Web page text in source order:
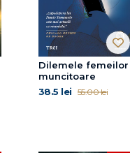
Dilemele femeilor
muncitoare
38.5 lei 55.00 lei